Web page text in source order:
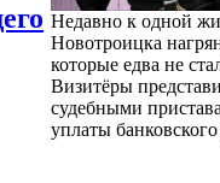
Недавно к одной
Новотроицка
которые едва не
Визитёры
судебными
уплаты банковского